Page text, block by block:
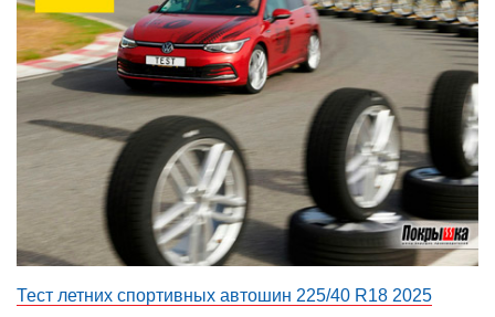
Тест летних спортивных автошин 225/40 R18 2025